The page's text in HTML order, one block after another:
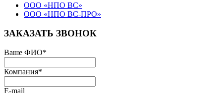
ООО «НПО ВС»
ООО «НПО ВС-ПРО»
ЗАКАЗАТЬ ЗВОНОК
Ваше ФИО*
Компания*
E-mail